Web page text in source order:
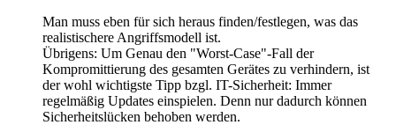
Man muss eben für sich heraus finden/festlegen, was das
realistischere Angriffsmodell ist.
Übrigens: Um Genau den "Worst-Case"-Fall der
Kompromittierung des gesamten Gerätes zu verhindern, ist
der wohl wichtigste Tipp bzgl. IT-Sicherheit: Immer
regelmäßig Updates einspielen. Denn nur dadurch können
Sicherheitslücken behoben werden.